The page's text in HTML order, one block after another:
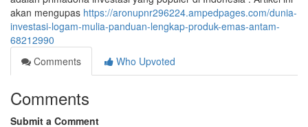
akan mengupas https://aronupnr296224.ampedpages.com/dunia-
investasi-logam-mulia-panduan-lengkap-produk-emas-antam-
68212990
Comments
Who Upvoted
Comments
Submit a Comment